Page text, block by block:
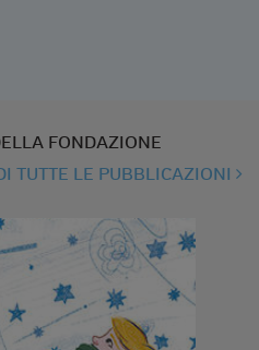
FONDAZIONE
TUTTE LE PUBBLICAZIONI